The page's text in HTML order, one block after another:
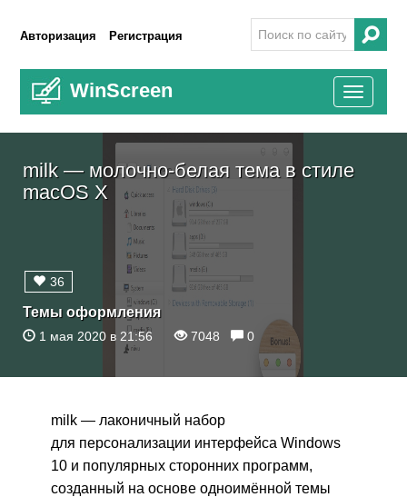
Авторизация Регистрация
WinScreen
Toggle
milk — молочно-белая тема в стиле
macOS X
Темы оформления
1 мая 2020 в 21:56 7048 0
36
milk — лаконичный набор
для персонализации интерфейса Windows
10 и популярных сторонних программ,
созданный на основе одноимённой темы